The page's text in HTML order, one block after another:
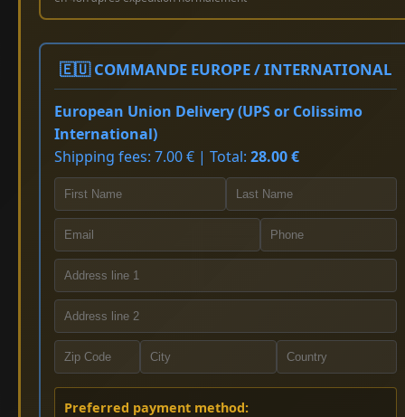
🇪🇺 COMMANDE EUROPE / INTERNATIONAL
European Union Delivery (UPS or Colissimo
International)
Shipping fees: 7.00 € | Total: 28.00 €
Preferred payment method: